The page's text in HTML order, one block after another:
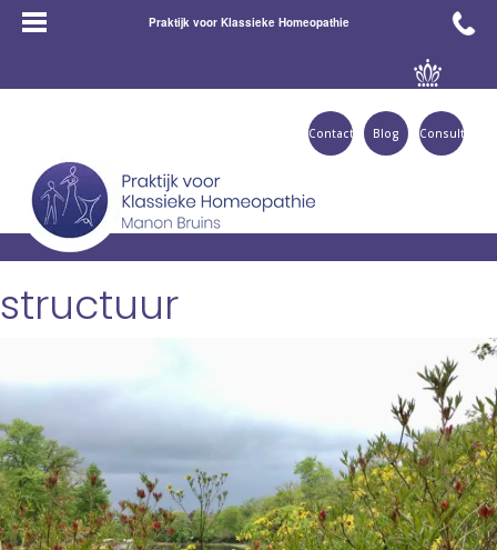
Praktijk voor Klassieke Homeopathie
Consult
Blog
Contact
structuur